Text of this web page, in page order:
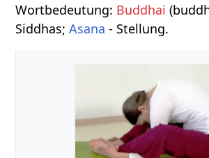
Wortbedeutung: Buddhai
Siddhas;Asana - Stellung.